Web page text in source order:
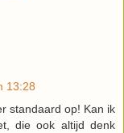
13:28
standaard op! Kan ik
die ook altijd denk